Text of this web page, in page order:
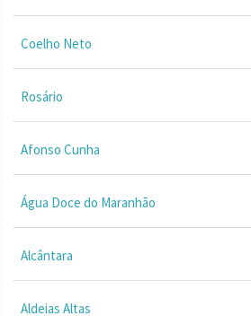
Coelho Neto
Rosário
Afonso Cunha
Água Doce do Maranhão
Alcântara
Aldeias Altas